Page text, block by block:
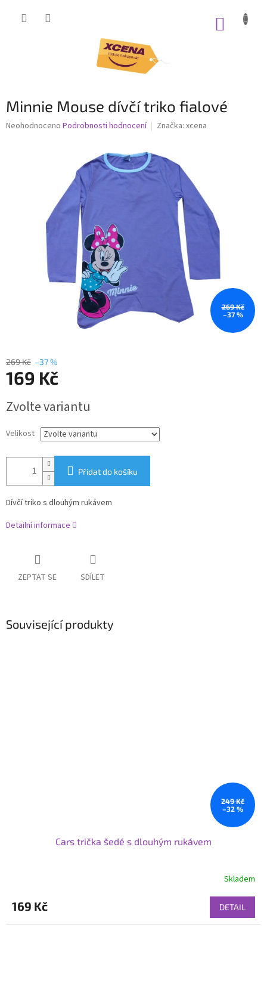
Minnie Mouse dívčí triko fialové
Průměrné
Neohodnoceno Podrobnosti hodnocení Značka: xcena
269 Kč
–37 %
269 Kč –37 %
169 Kč
cena:
Zvolte variantu
Velikost
Přidat do košíku
Dívčí triko s dlouhým rukávem
Detailní informace
ZEPTAT SE SDÍLET
Související produkty
249 Kč
–32 %
Cars trička šedé s dlouhým rukávem
Skladem
169 Kč DETAIL